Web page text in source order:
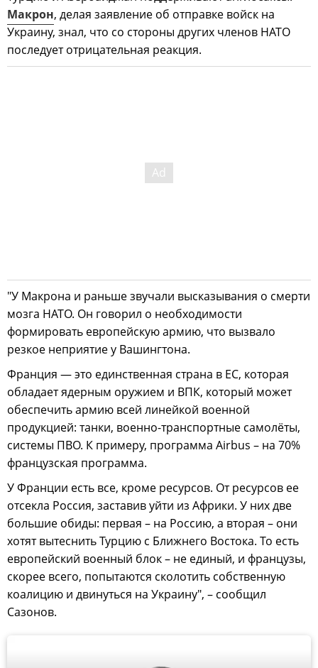
Макрон, делая заявление об отправке войск на
Украину, знал, что со стороны других членов НАТО
последует отрицательная реакция.
"У Макрона и раньше звучали высказывания о смерти
мозга НАТО. Он говорил о необходимости
формировать европейскую армию, что вызвало
резкое неприятие у Вашингтона.
Франция — это единственная страна в ЕС, которая
обладает ядерным оружием и ВПК, который может
обеспечить армию всей линейкой военной
продукцией: танки, военно-транспортные самолёты,
системы ПВО. К примеру, программа Airbus – на 70%
французская программа.
У Франции есть все, кроме ресурсов. От ресурсов ее
отсекла Россия, заставив уйти из Африки. У них две
большие обиды: первая – на Россию, а вторая – они
хотят вытеснить Турцию с Ближнего Востока. То есть
европейский военный блок – не единый, и французы,
скорее всего, попытаются сколотить собственную
коалицию и двинуться на Украину", – сообщил
Сазонов.